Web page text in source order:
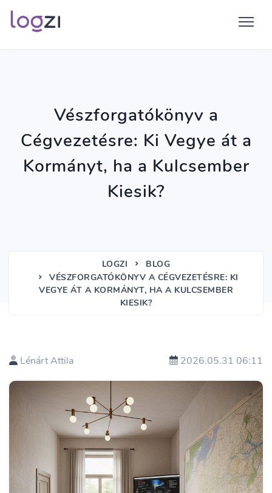
Vészforgatókönyv a
Cégvezetésre: Ki Vegye át a
Kormányt, ha a Kulcsember
Kiesik?
LOGZI
BLOG
VÉSZFORGATÓKÖNYV A CÉGVEZETÉSRE: KI
VEGYE ÁT A KORMÁNYT, HA A KULCSEMBER
KIESIK?
Lénárt Attila 2026.05.31 06:11